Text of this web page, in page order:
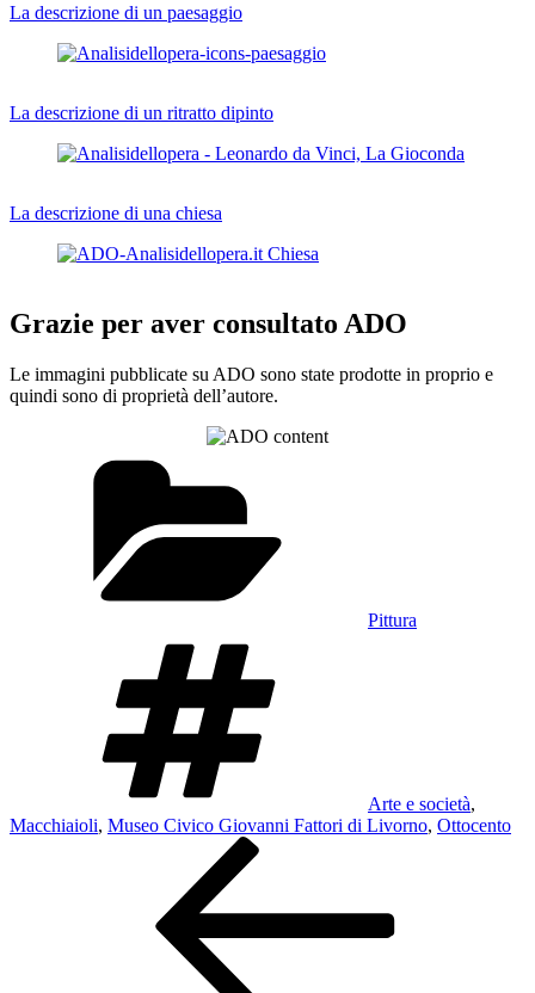
La descrizione di un paesaggio
La descrizione di un ritratto dipinto
La descrizione di una chiesa
Grazie per aver consultato ADO
Le immagini pubblicate su ADO sono state prodotte in proprio e
quindi sono di proprietà dell’autore.
Pittura
Arte e società,
Macchiaioli, Museo Civico Giovanni Fattori di Livorno, Ottocento